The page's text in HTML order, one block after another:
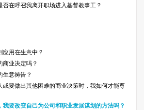
否在呼召我离开职场进入基督教事工？
应用在生意中？
商业决定吗？
生意祷告？
或要做出其他困难的商业决策时，我如何才能尊
我要改变自己为公司和职业发展谋划的方法吗？